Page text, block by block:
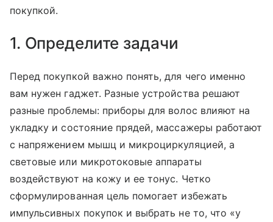
покупкой.
1. Определите задачи
Перед покупкой важно понять, для чего именно
вам нужен гаджет. Разные устройства решают
разные проблемы: приборы для волос влияют на
укладку и состояние прядей, массажеры работают
с напряжением мышц и микроциркуляцией, а
световые или микротоковые аппараты
воздействуют на кожу и ее тонус. Четко
сформулированная цель помогает избежать
импульсивных покупок и выбрать не то, что «у